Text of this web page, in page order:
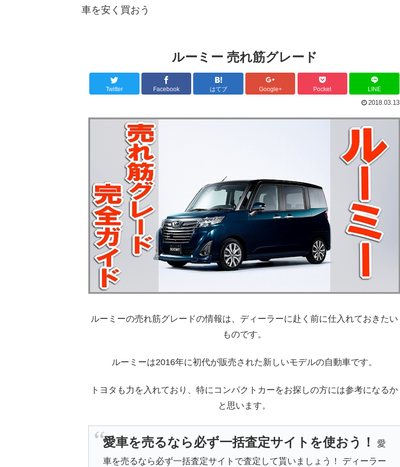
車を安く買おう
ルーミー 売れ筋グレード
Twitter Facebook はてブ Google+ Pocket LINE
2018.03.13
ルーミーの売れ筋グレードの情報は、ディーラーに赴く前に仕入れておきたい
ものです。
ルーミーは2016年に初代が販売された新しいモデルの自動車です。
トヨタも力を入れており、特にコンパクトカーをお探しの方には参考になるか
と思います。
愛車を売るなら必ず一括査定サイトを使おう！
愛
車を売るなら必ず一括査定サイトで査定して貰いましょう！ ディーラー